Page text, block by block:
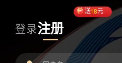
登录注册
送18元